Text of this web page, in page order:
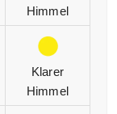
Himmel
Klarer
Himmel